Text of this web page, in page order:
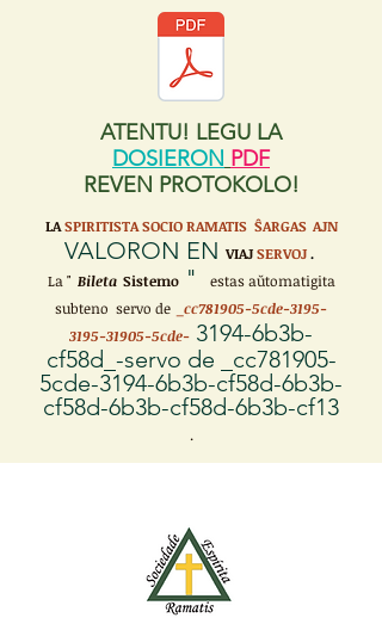
ATENTU! LEGU LA
DOSIERON PDF
REVEN PROTOKOLO!
LA SPIRITISTA SOCIO RAMATIS ŜARGAS AJN
VALORON EN VIAJSERVOJ.
La " Bileta Sistemo"
estas aŭtomatigita
subteno servo de
_cc781905-5cde-3195-
3195-31905-5cde- 3194-6b3b-
cf58d_-servo de _cc781905-
5cde-3194-6b3b-cf58d-6b3b-
cf58d-6b3b-cf58d-6b3b-cf13
.